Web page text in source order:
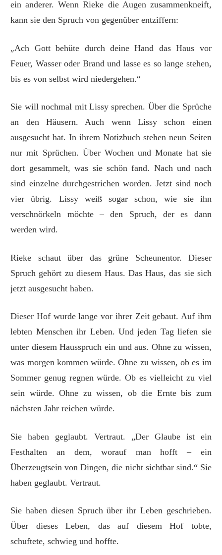
ein anderer. Wenn Rieke die Augen zusammenkneift,
kann sie den Spruch von gegenüber entziffern:
„Ach Gott behüte durch deine Hand das Haus vor
Feuer, Wasser oder Brand und lasse es so lange stehen,
bis es von selbst wird niedergehen.“
Sie will nochmal mit Lissy sprechen. Über die Sprüche
an den Häusern. Auch wenn Lissy schon einen
ausgesucht hat. In ihrem Notizbuch stehen neun Seiten
nur mit Sprüchen. Über Wochen und Monate hat sie
dort gesammelt, was sie schön fand. Nach und nach
sind einzelne durchgestrichen worden. Jetzt sind noch
vier übrig. Lissy weiß sogar schon, wie sie ihn
verschnörkeln möchte – den Spruch, der es dann
werden wird.
Rieke schaut über das grüne Scheunentor. Dieser
Spruch gehört zu diesem Haus. Das Haus, das sie sich
jetzt ausgesucht haben.
Dieser Hof wurde lange vor ihrer Zeit gebaut. Auf ihm
lebten Menschen ihr Leben. Und jeden Tag liefen sie
unter diesem Hausspruch ein und aus. Ohne zu wissen,
was morgen kommen würde. Ohne zu wissen, ob es im
Sommer genug regnen würde. Ob es vielleicht zu viel
sein würde. Ohne zu wissen, ob die Ernte bis zum
nächsten Jahr reichen würde.
Sie haben geglaubt. Vertraut. „Der Glaube ist ein
Festhalten an dem, worauf man hofft – ein
Überzeugtsein von Dingen, die nicht sichtbar sind.“ Sie
haben geglaubt. Vertraut.
Sie haben diesen Spruch über ihr Leben geschrieben.
Über dieses Leben, das auf diesem Hof tobte,
schuftete, schwieg und hoffte.